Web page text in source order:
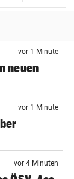
vor 1 Minute
neuen
vor 1 Minute
vor 4 Minuten